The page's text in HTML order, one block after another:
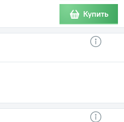
Купить